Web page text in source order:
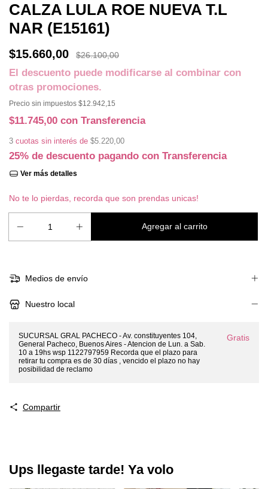
CALZA LULA ROE NUEVA T.L
NAR (E15161)
$15.660,00 $26.100,00
El descuento puede modificarse al combinar con
otras promociones.
Precio sin impuestos $12.942,15
$11.745,00 con Transferencia
3 cuotas sin interés de $5.220,00
25% de descuento pagando con Transferencia
Ver más detalles
No te lo pierdas, recorda que son prendas unicas!
Medios de envío
Nuestro local
SUCURSAL GRAL PACHECO - Av. constituyentes 104,
General Pacheco, Buenos Aires - Atencion de Lun. a Sab.
10 a 19hs wsp 1122797959 Recorda que el plazo para
retirar tu compra es de 30 días , vencido el plazo no hay
posibilidad de reclamo
Gratis
Compartir
Ups llegaste tarde! Ya volo